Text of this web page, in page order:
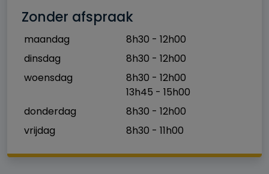
Zonder afspraak
maandag
8h30 - 12h00
dinsdag
8h30 - 12h00
woensdag
8h30 - 12h00
13h45 - 15h00
donderdag
8h30 - 12h00
vrijdag
8h30 - 11h00